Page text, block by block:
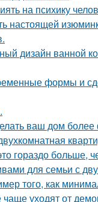
на психику
настоящей
дизайн ванной
формы и
ваш дом
гораздо больше,
для семьи с
того, как
уходят от